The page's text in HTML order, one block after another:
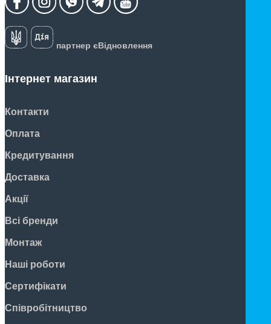
партнер єВідновлення
Інтернет магазин
Контакти
Оплата
Кредитування
Доставка
Акції
Всі бренди
Монтаж
Наші роботи
Сертифікати
Співробітництво